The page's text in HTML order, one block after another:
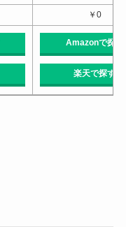
￥0
Amazonで探す
楽天で探す